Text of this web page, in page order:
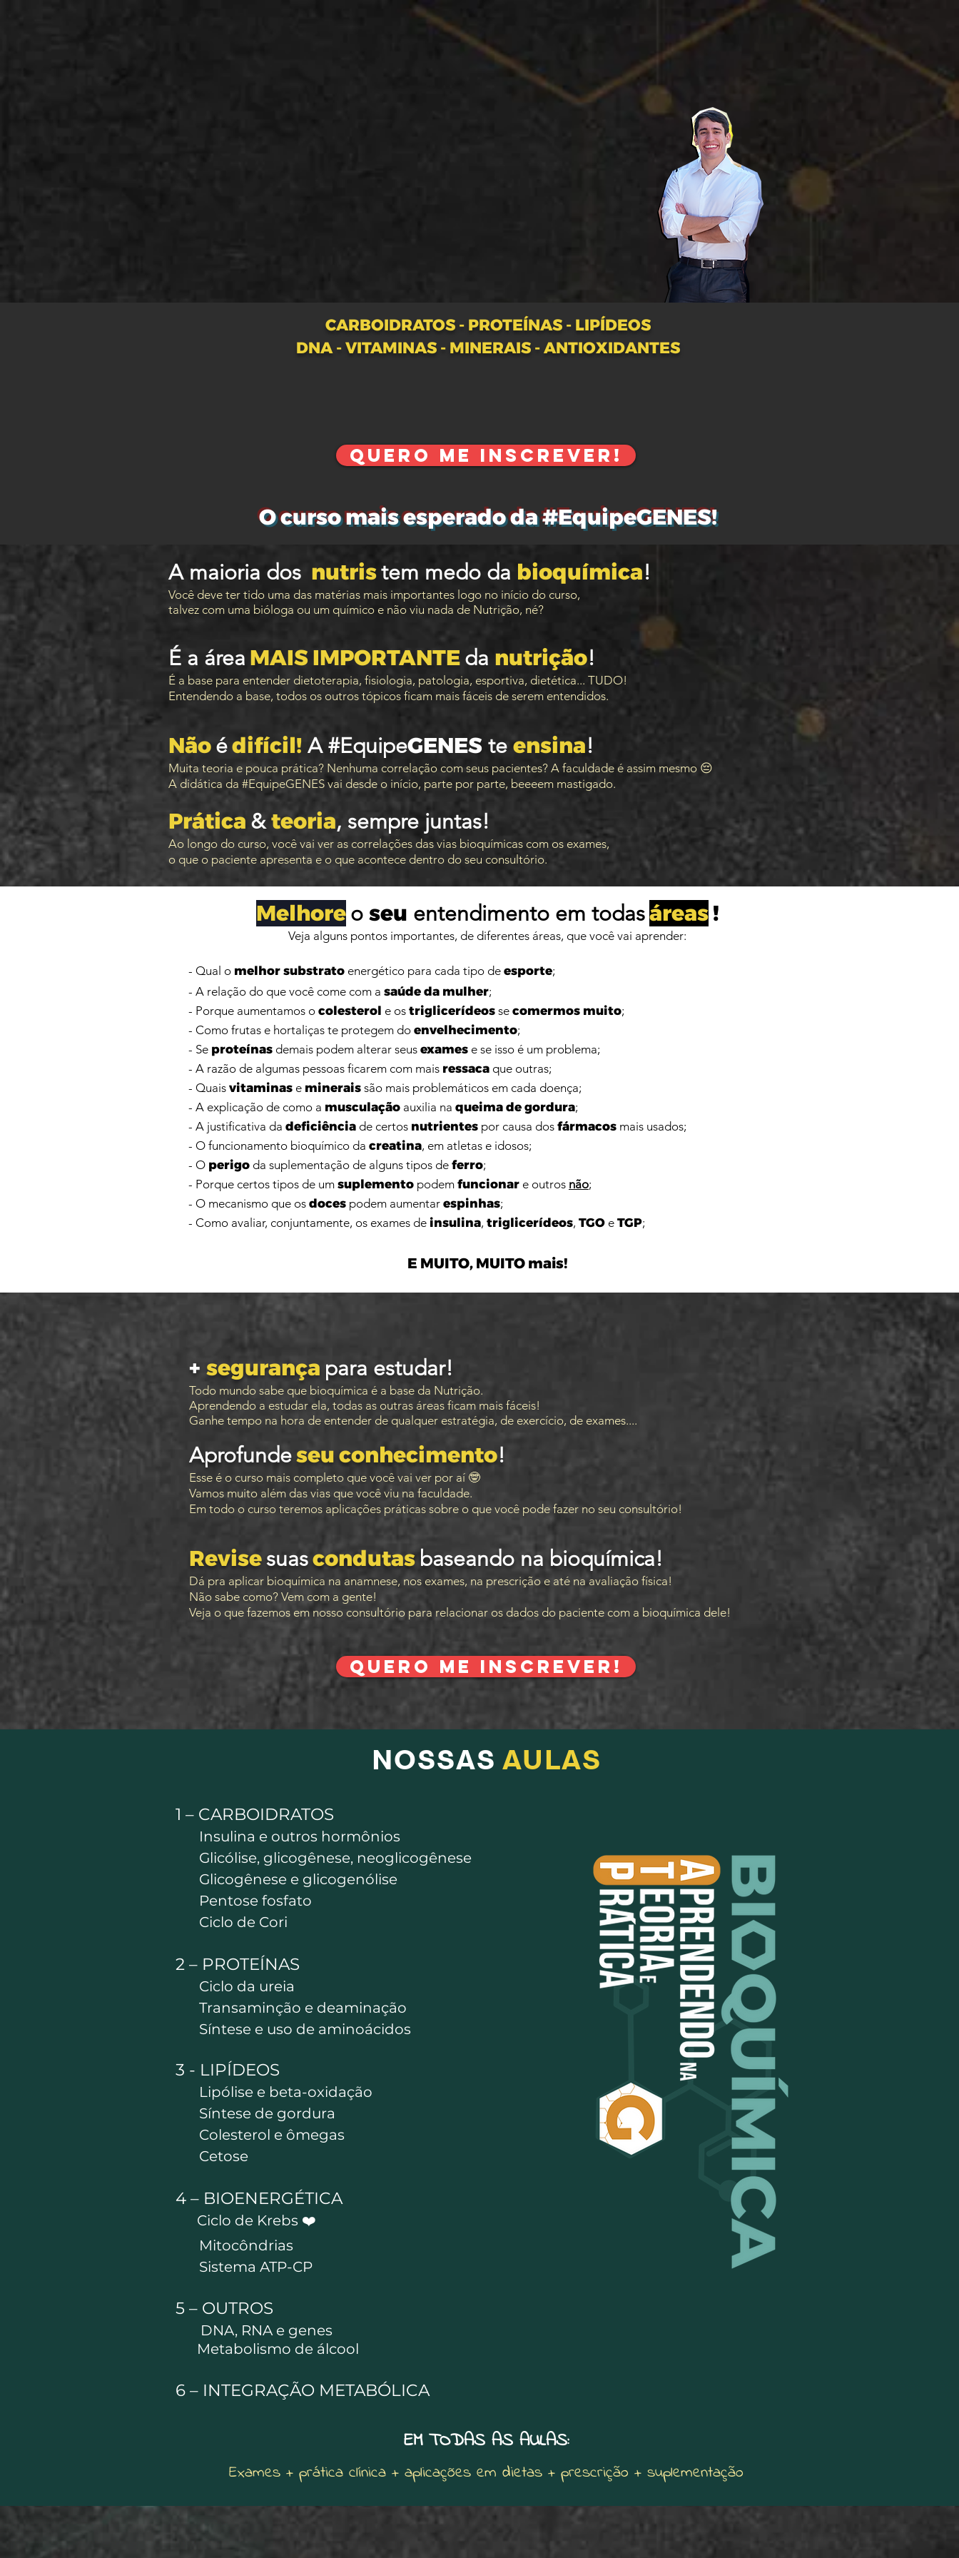
CARBOIDRATOS - PROTEÍNAS - LIPÍDEOS
DNA - VITAMINAS - MINERAIS - ANTIOXIDANTES
QUERO ME INSCREVER!
O curso mais esperado da #EquipeGENES!
A maioria dos nutristem medo da bioquímica!
Você deve ter tido uma das matérias mais importantes logo no início do curso,
talvez com uma bióloga ou um químico e não viu nada de Nutrição, né?
É a área MAIS IMPORTANTEda nutrição!
É a base para entender dietoterapia, fisiologia, patologia, esportiva, dietética... TUDO!
Entendendo a base, todos os outros tópicos ficam mais fáceis de serem entendidos.
Nãoédifícil! A #EquipeGENES te ensina!
Muita teoria e pouca prática? Nenhuma correlação com seus pacientes? A faculdade é assim mesmo 😔
A didática da #EquipeGENES vai desde o início, parte por parte, beeeem mastigado.
Prática &teoria, sempre juntas!
Ao longo do curso, você vai ver as correlações das vias bioquímicas com os exames,
o que o paciente apresenta e o que acontece dentro do seu consultório.
Melhore o seu entendimento em todasáreas !
Veja alguns pontos importantes, de diferentes áreas, que você vai aprender:
- Qual o melhor substrato energético para cada tipo de esporte;
- A relação do que você come com a saúde da mulher;
- Porque aumentamos o colesterol e os triglicerídeos se comermos muito;
- Como frutas e hortaliças te protegem do envelhecimento;
- Se proteínas demais podem alterar seus exames e se isso é um problema;
- A razão de algumas pessoas ficarem com mais ressaca que outras;
- Quais vitaminas e minerais são mais problemáticos em cada doença;
- A explicação de como a musculação auxilia na queima de gordura;
- A justificativa da deficiência de certos nutrientes por causa dos fármacos mais usados;
- O funcionamento bioquímico da creatina, em atletas e idosos;
- O perigo da suplementação de alguns tipos de ferro;
- Porque certos tipos de um suplemento podem funcionar e outros não;
- O mecanismo que os doces podem aumentar espinhas;
- Como avaliar, conjuntamente, os exames de insulina, triglicerídeos, TGO e TGP;
E MUITO, MUITO mais!
POR QUE FAZER O
+ segurança para estudar!
Todo mundo sabe que bioquímica é a base da Nutrição.
Aprendendo a estudar ela, todas as outras áreas ficam mais fáceis!
Ganhe tempo na hora de entender de qualquer estratégia, de exercício, de exames....
Aprofundeseu conhecimento!
Esse é o curso mais completo que você vai ver por aí 🤓
Vamos muito além das vias que você viu na faculdade.
Em todo o curso teremos aplicações práticas sobre o que você pode fazer no seu consultório!
Revisesuascondutas baseando na bioquímica!
Dá pra aplicar bioquímica na anamnese, nos exames, na prescrição e até na avaliação física!
Não sabe como? Vem com a gente!
Veja o que fazemos em nosso consultório para relacionar os dados do paciente com a bioquímica dele!
QUERO ME INSCREVER!
NOSSAS AULAS
1 – CARBOIDRATOS
Insulina e outros hormônios
Glicólise, glicogênese, neoglicogênese
Glicogênese e glicogenólise
Pentose fosfato
Ciclo de Cori
2 – PROTEÍNAS
Ciclo da ureia
Transaminção e deaminação
Síntese e uso de aminoácidos
3 - LIPÍDEOS
Lipólise e beta-oxidação
Síntese de gordura
Colesterol e ômegas
Cetose
4 – BIOENERGÉTICA
Ciclo de Krebs ❤️
Mitocôndrias
Sistema ATP-CP
5 – OUTROS
DNA, RNA e genes
Metabolismo de álcool
6 – INTEGRAÇÃO METABÓLICA
EM TODAS AS AULAS:
Exames + prática clínica + aplicações em dietas + prescrição + suplementação
PRESENTES PRA VOCÊ! 🎁